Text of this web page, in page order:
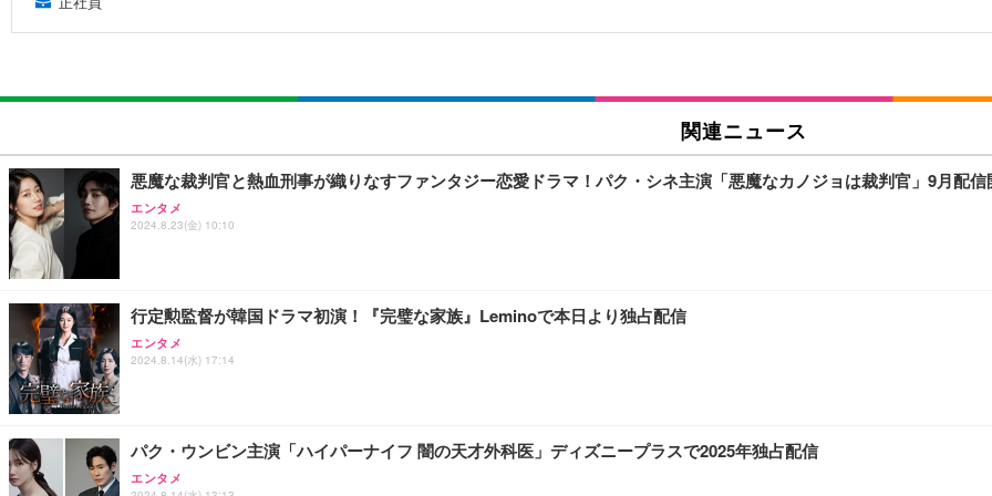
関連ニュース
悪魔な裁判官と熱血刑事が織りなすファンタジー恋愛ドラマ！パク・シネ主演「悪魔なカノジョは裁判官」9月配信
エンタメ
2024.8.23(金) 10:10
行定勲監督が韓国ドラマ初演！『完璧な家族』Leminoで本日より独占配信
エンタメ
2024.8.14(水) 17:14
パク・ウンビン主演「ハイパーナイフ 闇の天才外科医」ディズニープラスで2025年独占配信
エンタメ